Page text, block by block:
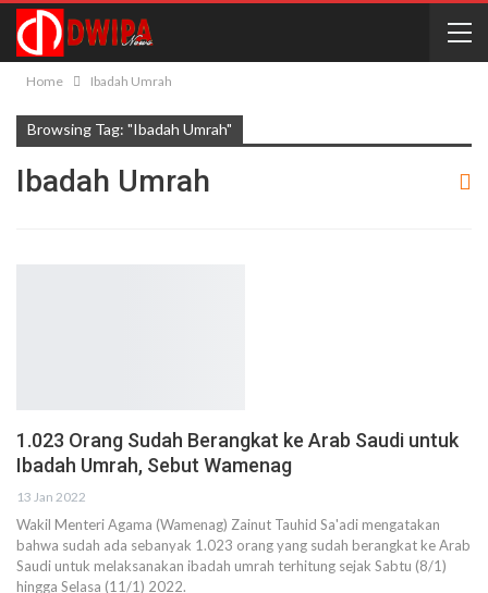
Home Ibadah Umrah
Browsing Tag: "Ibadah Umrah"
Ibadah Umrah
1.023 Orang Sudah Berangkat ke Arab Saudi untuk
Ibadah Umrah, Sebut Wamenag
13 Jan 2022
Wakil Menteri Agama (Wamenag) Zainut Tauhid Sa'adi mengatakan
bahwa sudah ada sebanyak 1.023 orang yang sudah berangkat ke Arab
Saudi untuk melaksanakan ibadah umrah terhitung sejak Sabtu (8/1)
hingga Selasa (11/1) 2022.